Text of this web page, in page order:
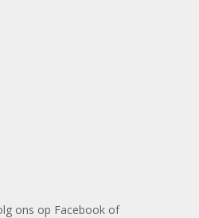
ons op Facebook of